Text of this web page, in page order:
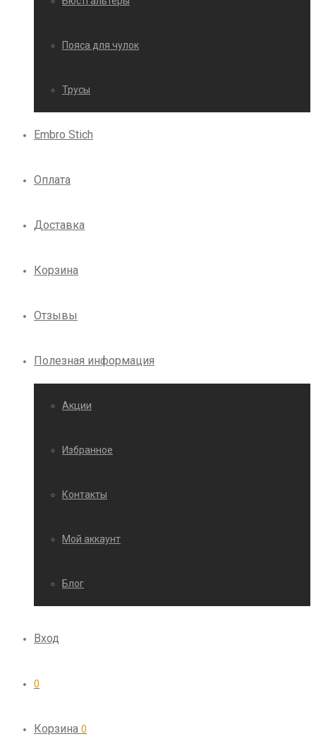
Пояса для чулок
Трусы
Embro Stich
Оплата
Доставка
Корзина
Отзывы
Полезная информация
Акции
Избранное
Контакты
Мой аккаунт
Блог
Вход
0
Корзина 0